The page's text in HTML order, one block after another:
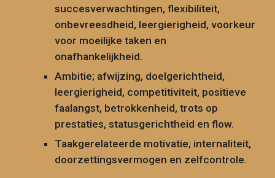
succesverwachtingen, flexibiliteit,
onbevreesdheid, leergierigheid, voorkeur
voor moeilijke taken en
onafhankelijkheid.
Ambitie; afwijzing, doelgerichtheid,
leergierigheid, competitiviteit, positieve
faalangst, betrokkenheid, trots op
prestaties, statusgerichtheid en flow.
Taakgerelateerde motivatie; internaliteit,
doorzettingsvermogen en zelfcontrole.